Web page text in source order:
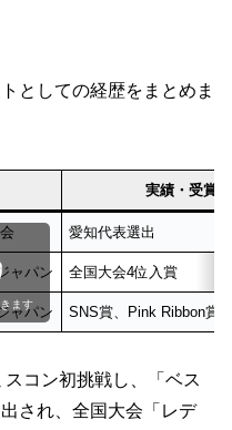
としての経歴をまとめま
実績・受賞
愛知代表選出
ャパン 全国大会4位入賞
ャパン SNS賞、Pink Ribbon賞
ます
コン初挑戦し、「ベス
され、全国大会「レデ